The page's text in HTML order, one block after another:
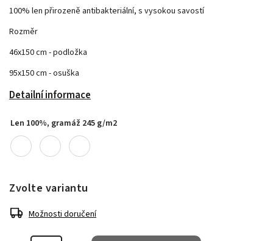
100% len přirozeně antibakteriální, s vysokou savostí
Rozměr
46x150 cm - podložka
95x150 cm - osuška
Detailní informace
Len 100%, gramáž 245 g/m2
Zvolte variantu
Možnosti doručení